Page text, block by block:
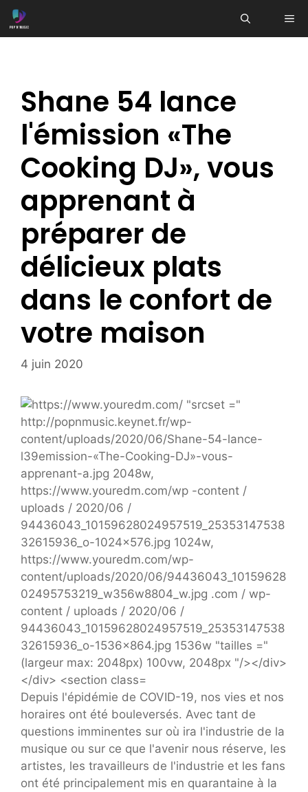
Aller
au
Shane 54 lance
l'émission «The
Cooking DJ», vous
apprenant à
préparer de
délicieux plats
dans le confort de
votre maison
4 juin 2020
Depuis l'épidémie de COVID-19, nos vies et nos
horaires ont été bouleversés. Avec tant de
questions imminentes sur où ira l'industrie de la
musique ou sur ce que l'avenir nous réserve, les
artistes, les travailleurs de l'industrie et les fans
ont été principalement mis en quarantaine à la